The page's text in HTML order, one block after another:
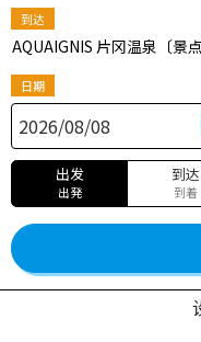
到达
AQUAIGNIS 片冈温泉〔景点
日期
出发
出発
到达
到着